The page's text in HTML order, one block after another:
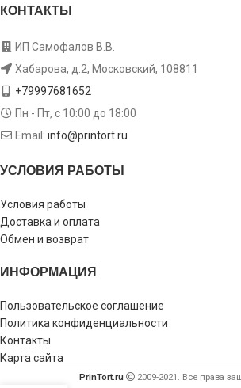
КОНТАКТЫ
ИП Самофалов В.В.
Хабарова, д.2, Московский, 108811
+79997681652
Пн - Пт, с 10:00 до 18:00
Email: info@printort.ru
УСЛОВИЯ РАБОТЫ
Условия работы
Доставка и оплата
Обмен и возврат
ИНФОРМАЦИЯ
Пользовательское соглашение
Политика конфиденциальности
Контакты
Карта сайта
PrinTort.ru 2009-2021. Все права